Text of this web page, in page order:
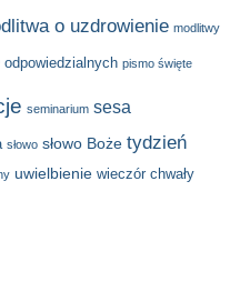
o uzdrowienie modlitwy
odpowiedzialnych pismo święte
seminarium sesa
słowo słowo Boże tydzień
uwielbienie wieczór chwały